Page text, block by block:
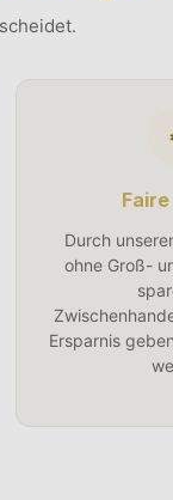
Durch
ohne Groß-
Ersparnis